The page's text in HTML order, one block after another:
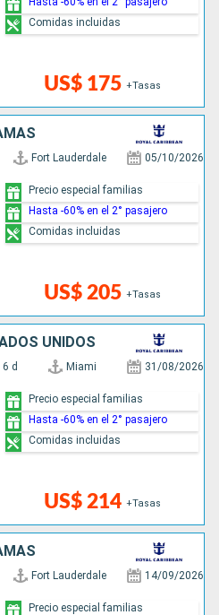
US$ 175 +Tasas
Comidas incluidas
Fort Lauderdale 05/10/2026
US$ 205 +Tasas
Precio especial familias
Hasta -60% en el 2° pasajero
Comidas incluidas
UNIDOS
6 d Miami 31/08/2026
US$ 214 +Tasas
Precio especial familias
Hasta -60% en el 2° pasajero
Comidas incluidas
Fort Lauderdale 14/09/2026
Precio especial familias